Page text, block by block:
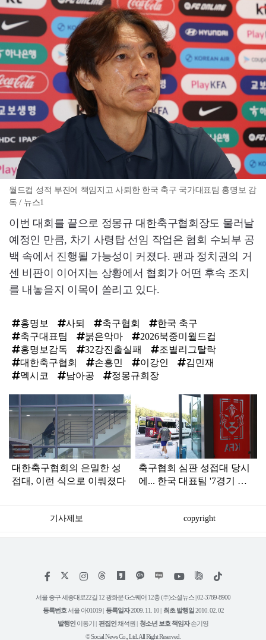
월드컵 성적 부진에 책임지고 사퇴한 한국 축구 국가대표팀 홍명보 감
독 / 뉴스1
이번 대회를 끝으로 정몽규 대한축구협회장도 물러날
예정인 만큼, 차기 사령탑 선임 작업은 협회 수뇌부 공
백 속에서 진행될 가능성이 커졌다. 팬과 정치권의 거
센 비판이 이어지는 상황에서 협회가 어떤 후속 조치
를 내놓을지 이목이 쏠리고 있다.
홍명보 사퇴 축구협회
한국 축구
축구대표팀
붉은악마
2026북중미월드컵
홍명보감독
32강진출실패
조별리그탈락
대한축구협회
손흥민 이강인
김민재
멕시코
남아공 정몽규회장
라
인
대한축구협회의 은밀한 성
접대, 이런 식으로 이뤄졌다
축구협회 심판 성접대 당시
에... 한국 대표팀 '7경기 무
기사제보 copyright
페
스
인
타
램
위
트
유
튜
틱
서울 중구 세종대로22길 12 광화문 G스퀘어 12층 (주)소셜뉴스 | 02-3789-8900
등록번호 서울 아01019 | 등록일자2009. 11. 10 | 최초 발행일2010. 02. 02
발행인 이동기 | 편집인채석원 | 청소년 보호 책임자손기영
© Social News Co., Ltd. All Right Reserved.